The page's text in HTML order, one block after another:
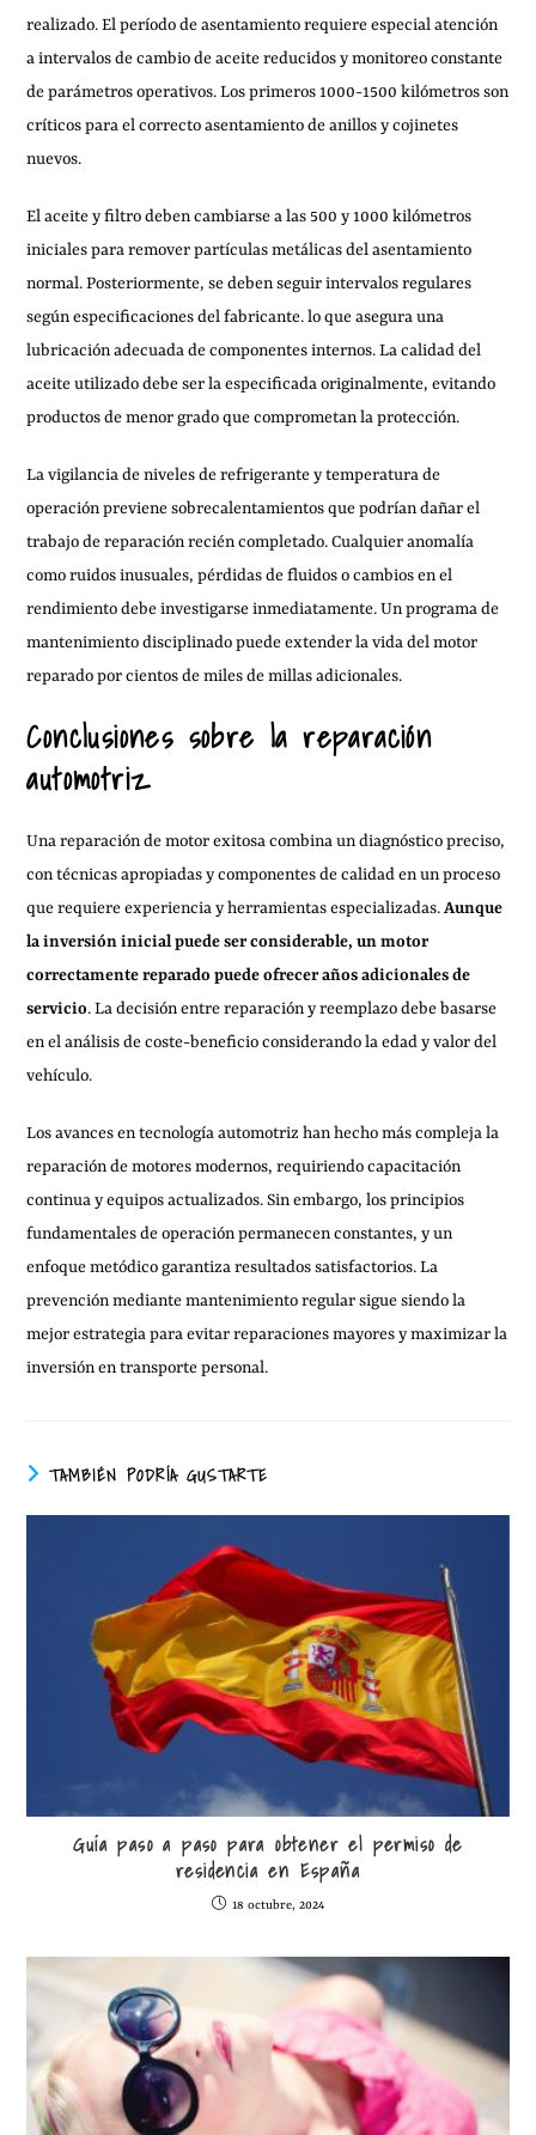
realizado. El período de asentamiento requiere especial atención
a intervalos de cambio de aceite reducidos y monitoreo constante
de parámetros operativos. Los primeros 1000-1500 kilómetros son
críticos para el correcto asentamiento de anillos y cojinetes
nuevos.
El aceite y filtro deben cambiarse a las 500 y 1000 kilómetros
iniciales para remover partículas metálicas del asentamiento
normal. Posteriormente, se deben seguir intervalos regulares
según especificaciones del fabricante. lo que asegura una
lubricación adecuada de componentes internos. La calidad del
aceite utilizado debe ser la especificada originalmente, evitando
productos de menor grado que comprometan la protección.
La vigilancia de niveles de refrigerante y temperatura de
operación previene sobrecalentamientos que podrían dañar el
trabajo de reparación recién completado. Cualquier anomalía
como ruidos inusuales, pérdidas de fluidos o cambios en el
rendimiento debe investigarse inmediatamente. Un programa de
mantenimiento disciplinado puede extender la vida del motor
reparado por cientos de miles de millas adicionales.
Conclusiones sobre la reparación
automotriz
Una reparación de motor exitosa combina un diagnóstico preciso,
con técnicas apropiadas y componentes de calidad en un proceso
que requiere experiencia y herramientas especializadas.Aunque
la inversión inicial puede ser considerable, un motor
correctamente reparado puede ofrecer años adicionales de
servicio. La decisión entre reparación y reemplazo debe basarse
en el análisis de coste-beneficio considerando la edad y valor del
vehículo.
Los avances en tecnología automotriz han hecho más compleja la
reparación de motores modernos, requiriendo capacitación
continua y equipos actualizados. Sin embargo, los principios
fundamentales de operación permanecen constantes, y un
enfoque metódico garantiza resultados satisfactorios. La
prevención mediante mantenimiento regular sigue siendo la
mejor estrategia para evitar reparaciones mayores y maximizar la
inversión en transporte personal.
TAMBIÉN PODRÍA GUSTARTE
Guía paso a paso para obtener el permiso de
residencia en España
18 octubre, 2024